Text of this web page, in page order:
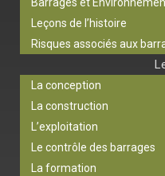
Barrages et
Leçons de l’histoire
Risques associés aux
La conception
La construction
L’exploitation
Le contrôle des barrages
La formation